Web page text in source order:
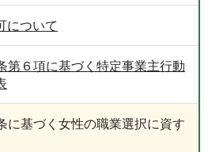
について
第６項に基づく特定事業主行動
に基づく女性の職業選択に資す